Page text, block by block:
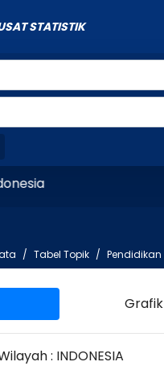
STATISTIK
Tabel Topik Pendidikan
Grafik
: INDONESIA